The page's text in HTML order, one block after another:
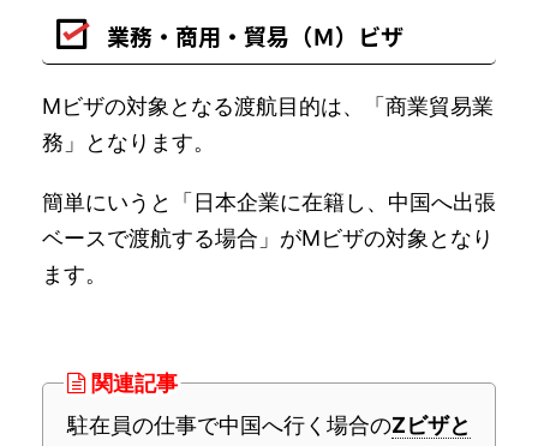
業務・商用・貿易（Ｍ）ビザ
Mビザの対象となる渡航目的は、「商業貿易業
務」となります。
簡単にいうと「日本企業に在籍し、中国へ出張
ベースで渡航する場合」がMビザの対象となり
ます。
関連記事
駐在員の仕事で中国へ行く場合のZビザと